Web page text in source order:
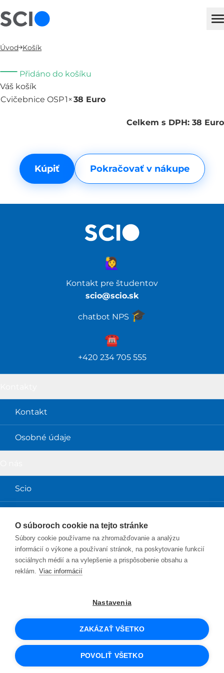
Úvod Košík
Přidáno do košíku
Váš košík
Cvičebnice OSP1×38 Euro
Celkem s DPH: 38 Euro
Pokračovať v nákupe
Kúpiť
Kontakt pre študentov
scio@scio.sk
chatbot NPS 🎓️
🙋‍♀️
☎️️
+420 234 705 555
Kontakt
Osobné údaje
Scio
Magazín a prednášky
Magazín Perpetuum
© 2026 SCIO
a e-shop na mieru od PeckaDesign
O súboroch cookie na tejto stránke
Súbory cookie používame na zhromažďovanie a analýzu
informácií o výkone a používaní stránok, na poskytovanie funkcií
sociálnych médií a na vylepšenie a prispôsobenie obsahu a
reklám. Viac informácií
Nastavenia
ZAKÁZAŤ VŠETKO
POVOLIŤ VŠETKO